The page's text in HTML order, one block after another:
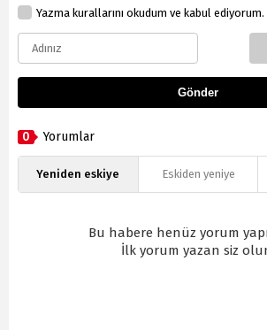
Yazma kurallarını okudum ve kabul ediyorum.
Gönder
0 Yorumlar
Yeniden eskiye Eskiden yeniye
Bu habere henüz yorum
İlk yorum yazan siz